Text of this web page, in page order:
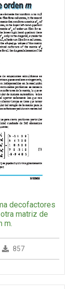
decofactores
matriz de
m.
857